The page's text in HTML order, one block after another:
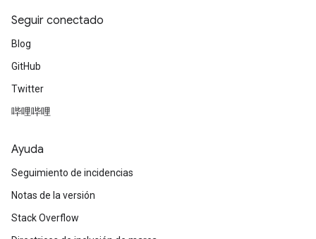
Seguir conectado
Blog
GitHub
Twitter
哔哩哔哩
Ayuda
Seguimiento de incidencias
Notas de la versión
Stack Overflow